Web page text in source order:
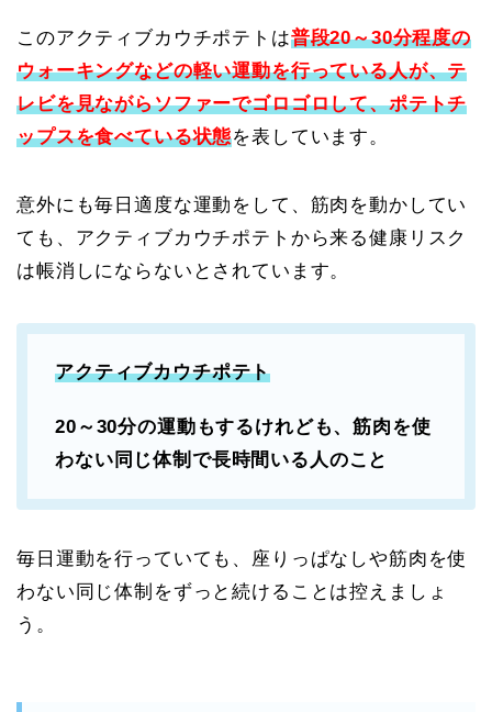
このアクティブカウチポテトは普段20～30分程度の
ウォーキングなどの軽い運動を行っている人が、テ
レビを見ながらソファーでゴロゴロして、ポテトチ
ップスを食べている状態を表しています。
意外にも毎日適度な運動をして、筋肉を動かしてい
ても、アクティブカウチポテトから来る健康リスク
は帳消しにならないとされています。
アクティブカウチポテト
20～30分の運動もするけれども、筋肉を使
わない同じ体制で長時間いる人のこと
毎日運動を行っていても、座りっぱなしや筋肉を使
わない同じ体制をずっと続けることは控えましょ
う。